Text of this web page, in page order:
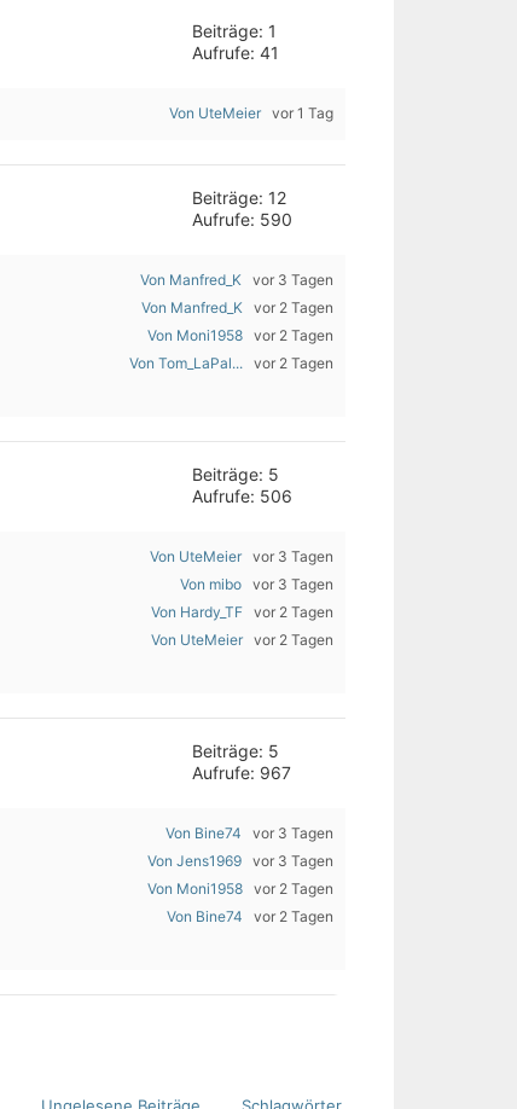
Beiträge: 1
Aufrufe: 41
Von UteMeier vor 1 Tag
Beiträge: 12
Aufrufe: 590
Von Manfred_K vor 3 Tagen
Von Manfred_K vor 2 Tagen
Von Moni1958 vor 2 Tagen
Von Tom_LaPal... vor 2 Tagen
Beiträge: 5
Aufrufe: 506
Von UteMeier vor 3 Tagen
Von mibo vor 3 Tagen
Von Hardy_TF vor 2 Tagen
Von UteMeier vor 2 Tagen
Beiträge: 5
Aufrufe: 967
Von Bine74 vor 3 Tagen
Von Jens1969 vor 3 Tagen
Von Moni1958 vor 2 Tagen
Von Bine74 vor 2 Tagen